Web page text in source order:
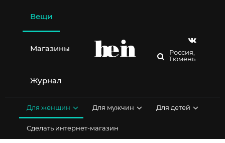
содержимому
Вещи
Магазины
Журнал
Россия,
Тюмень
Для женщин Для мужчин Для детей
Сделать интернет-магазин